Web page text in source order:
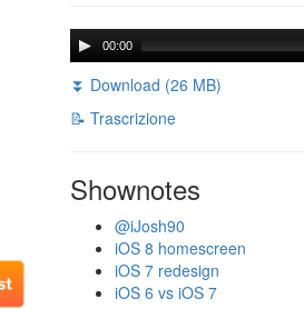
00:00
⏬ Download (26 MB)
📝 Trascrizione
Shownotes
@iJosh90
iOS 8 homescreen
iOS 7 redesign
iOS 6 vs iOS 7